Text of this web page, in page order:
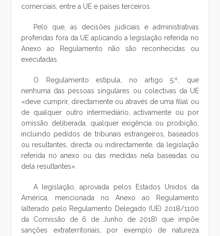
comerciais, entre a UE e países terceiros.
Pelo que, as decisões judiciais e administrativas
proferidas fora da UE aplicando a legislação referida no
Anexo ao Regulamento não são reconhecidas ou
executadas.
O Regulamento estipula, no artigo 5.º, que
nenhuma das pessoas singulares ou colectivas da UE
«deve cumprir, directamente ou através de uma filial ou
de qualquer outro intermediário, activamente ou por
omissão deliberada, qualquer exigência ou proibição,
incluindo pedidos de tribunais estrangeiros, baseados
ou resultantes, directa ou indirectamente, da legislação
referida no anexo ou das medidas nela baseadas ou
dela resultantes».
A legislação, aprovada pelos Estados Unidos da
América, mencionada no Anexo ao Regulamento
(alterado pelo Regulamento Delegado (UE) 2018/1100
da Comissão de 6 de Junho de 2018) que impõe
sanções extraterritoriais, por exemplo de natureza